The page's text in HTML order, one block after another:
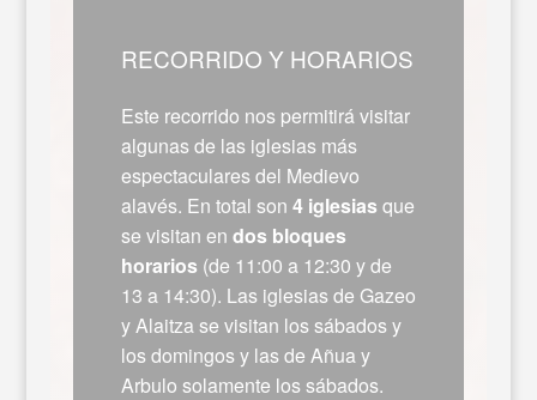
RECORRIDO Y HORARIOS
Este recorrido nos permitirá visitar
algunas de las iglesias más
espectaculares del Medievo
alavés. En total son 4 iglesias que
se visitan en dos bloques
horarios (de 11:00 a 12:30 y de
13 a 14:30). Las iglesias de Gazeo
y Alaitza se visitan los sábados y
los domingos y las de Añua y
Arbulo solamente los sábados.